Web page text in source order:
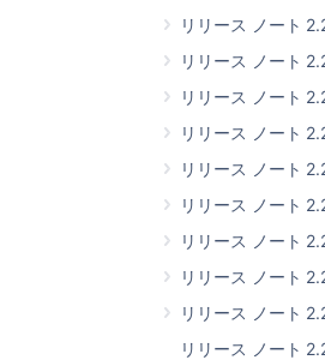
リリース ノート
リリース ノート
リリース ノート
リリース ノート
リリース ノート
リリース ノート
リリース ノート
リリース ノート
リリース ノート
リリース ノート
privileges to project
team leaders while
security of your
granting the
'Confluence
Read the